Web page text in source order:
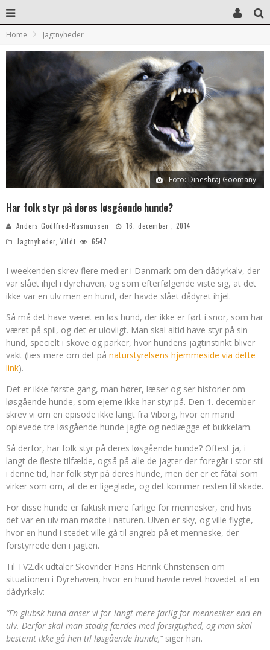
Home Jagtnyheder
Foto: Dineshraj Goomany.
Har folk styr på deres løsgående hunde?
Anders Godtfred-Rasmussen
16. december , 2014
Jagtnyheder, Vildt 6547
I weekenden skrev flere medier i Danmark om den dådyrkalv, der
var slået ihjel i dyrehaven, og som efterfølgende viste sig, at det
ikke var en ulv men en hund, der havde slået dådyret ihjel.
Så må det have været en løs hund, der ikke er ført i snor, som har
været på spil, og det er ulovligt. Man skal altid have styr på sin
hund, specielt i skove og parker, hvor hundens jagtinstinkt bliver
vakt (læs mere om det på naturstyrelsens hjemmeside via dette
link).
Det er ikke første gang, man hører, læser og ser historier om
løsgående hunde, som ejerne ikke har styr på. Den 1. december
skrev vi om en episode ikke langt fra Viborg, hvor en mand
oplevede tre løsgående hunde jagte og nedlægge et bukkelam.
Så derfor, har folk styr på deres løsgående hunde? Oftest ja, i
langt de fleste tilfælde, også på alle de jagter der foregår i stor stil
i denne tid, har folk styr på deres hunde, men der er et fåtal som
virker som om, at de er ligeglade, og det kommer resten til skade.
For disse hunde er faktisk mere farlige for mennesker, end hvis
det var en ulv man mødte i naturen. Ulven er sky, og ville flygte,
hvor en hund i stedet ville gå til angreb på et menneske, der
forstyrrede den i jagten.
Til TV2.dk udtaler Skovrider Hans Henrik Christensen om
situationen i Dyrehaven, hvor en hund havde revet hovedet af en
dådyrkalv:
“En glubsk hund anser vi for langt mere farlig for mennesker end en
ulv. Derfor skal man stadig færdes med forsigtighed, og man skal
bestemt ikke gå hen til løsgående hunde,”siger han.